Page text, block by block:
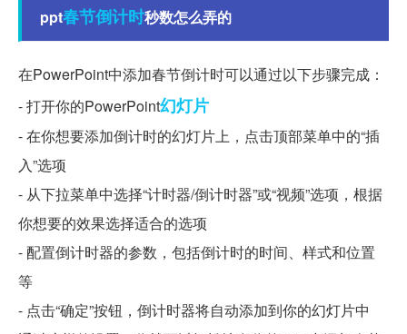
ppt春节倒计时秒数怎么弄的
在PowerPoint中添加春节倒计时可以通过以下步骤完成：
- 打开你的PowerPoint幻灯片
- 在你想要添加倒计时的幻灯片上，点击顶部菜单中的“插
入”选项
- 从下拉菜单中选择“计时器/倒计时器”或“视频”选项，根据
你想要的效果选择适合的选项
- 配置倒计时器的参数，包括倒计时的时间、样式和位置
等
- 点击“确定”按钮，倒计时器将自动添加到你的幻灯片中